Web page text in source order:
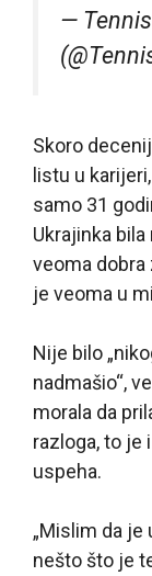
—
Skoro
listu u
samo 31
Ukrajinka
veoma dobra
je veoma u
Nije bilo
nadmašio“,
morala da
razloga, to je
uspeha.
„Mislim da
nešto što je